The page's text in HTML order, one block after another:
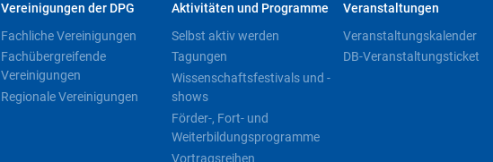
Vereinigungen der DPG
Fachliche Vereinigungen
Fachübergreifende
Vereinigungen
Regionale Vereinigungen
Aktivitäten und Programme
Selbst aktiv werden
Tagungen
Wissenschaftsfestivals und -
shows
Förder-, Fort- und
Weiterbildungsprogramme
Vortragsreihen
Veranstaltungen
Veranstaltungskalender
DB-Veranstaltungsticket